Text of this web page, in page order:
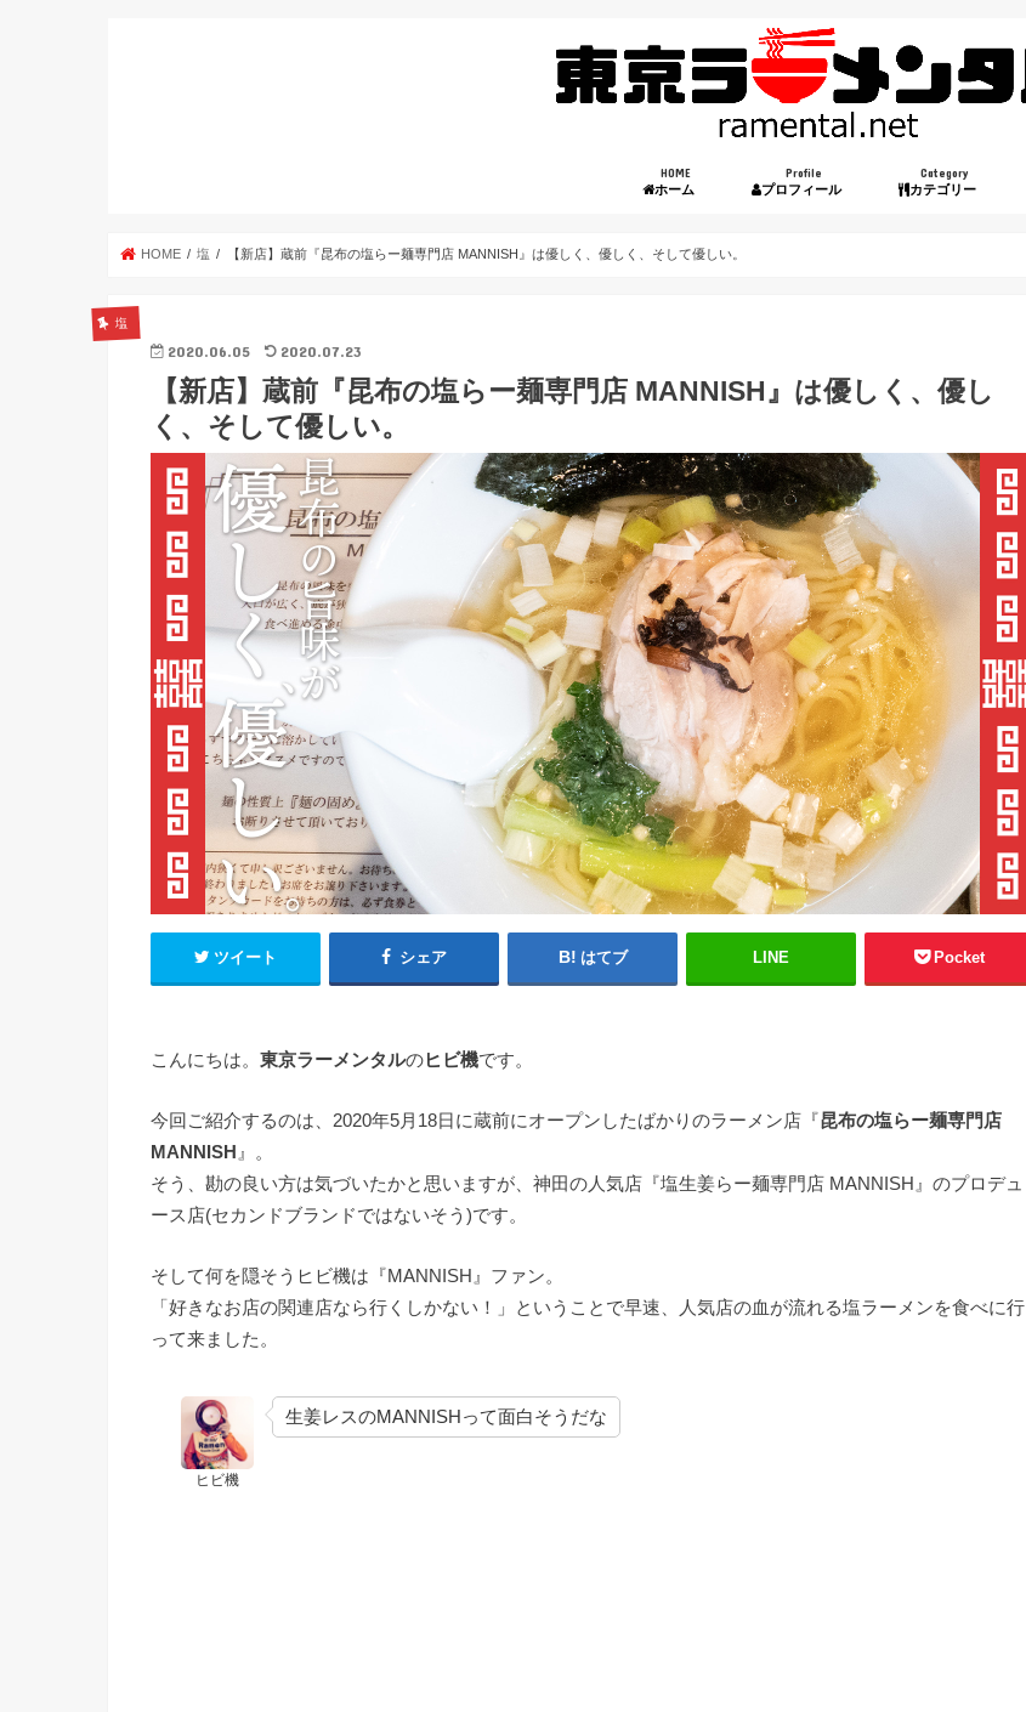
HOME
ホーム
Profile
プロフィール
Category
カテゴリー
HOME 塩 【新店】蔵前『昆布の塩らー麺専門店 MANNISH』は優しく、優しく、そして優しい。
塩
2020.06.05 2020.07.23
【新店】蔵前『昆布の塩らー麺専門店 MANNISH』は優しく、優し
く、そして優しい。
ツイート シェア はてブ LINE Pocket
こんにちは。 東京ラーメンタルのヒビ機です。
今回ご紹介するのは、2020年5月18日に蔵前にオープンしたばかりのラーメン店『昆布の塩らー麺専門店
MANNISH 』。
そう、勘の良い方は気づいたかと思いますが、神田の人気店『塩生姜らー麺専門店 MANNISH』のプロデュ
ース店(セカンドブランドではないそう)です。
そして何を隠そうヒビ機は『MANNISH』ファン。
「好きなお店の関連店なら行くしかない！」ということで早速、人気店の血が流れる塩ラーメンを食べに行
って来ました。
ヒビ機
生姜レスのMANNISHって面白そうだな